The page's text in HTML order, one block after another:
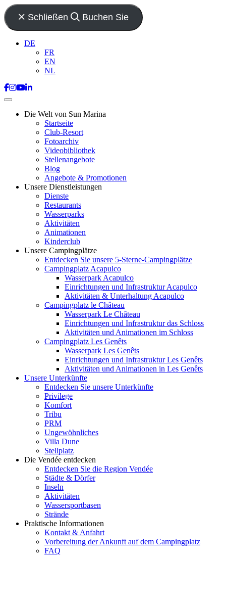
Schließen Buchen Sie
DE
FR
EN
NL
Die Welt von Sun Marina
Startseite
Club-Resort
Fotoarchiv
Videobibliothek
Stellenangebote
Blog
Angebote & Promotionen
Unsere Dienstleistungen
Dienste
Restaurants
Wasserparks
Aktivitäten
Animationen
Kinderclub
Unsere Campingplätze
Entdecken Sie unsere 5-Sterne-Campingplätze
Campingplatz Acapulco
Wasserpark Acapulco
Einrichtungen und Infrastruktur Acapulco
Aktivitäten & Unterhaltung Acapulco
Campingplatz le Château
Wasserpark Le Château
Einrichtungen und Infrastruktur das Schloss
Aktivitäten und Animationen im Schloss
Campingplatz Les Genêts
Wasserpark Les Genêts
Einrichtungen und Infrastruktur Les Genêts
Aktivitäten und Animationen in Les Genêts
Unsere Unterkünfte
Entdecken Sie unsere Unterkünfte
Privilege
Komfort
Tribu
PRM
Ungewöhnliches
Villa Dune
Stellplatz
Die Vendée entdecken
Entdecken Sie die Region Vendée
Städte & Dörfer
Inseln
Aktivitäten
Wassersportbasen
Strände
Praktische Informationen
Kontakt & Anfahrt
Vorbereitung der Ankunft auf dem Campingplatz
FAQ